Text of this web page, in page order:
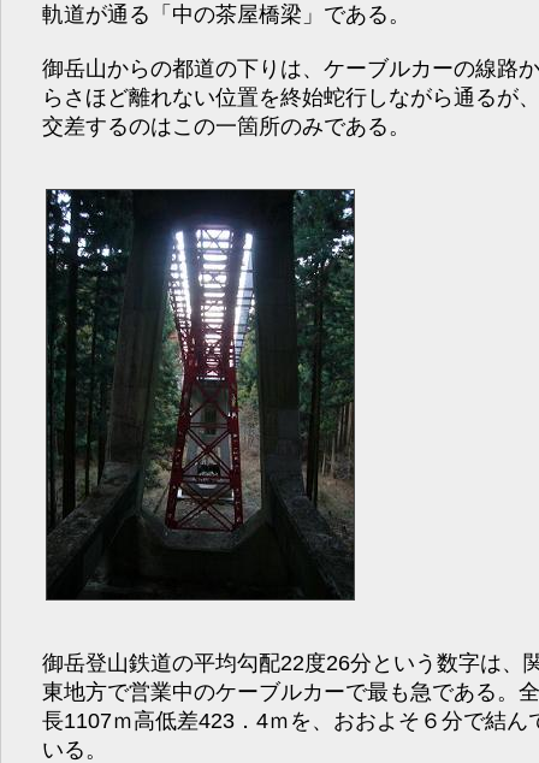
軌道が通る「中の茶屋橋梁」である。
御岳山からの都道の下りは、ケーブルカーの線路
らさほど離れない位置を終始蛇行しながら通るが
交差するのはこの一箇所のみである。
御岳登山鉄道の平均勾配22度26分という数字は、
東地方で営業中のケーブルカーで最も急である。
長1107ｍ高低差423．4ｍを、おおよそ６分で結ん
いる。